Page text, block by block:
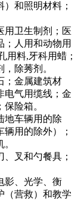
和照明材料；
用卫生制剂；医
；人用和动物用
用料,牙科用蜡；
除莠剂。
；金属建筑材
电气用缆线；金
险箱。
地车辆用的除
用的除外）；
叉和勺餐具；
影、光学、衡
（营救）和教学